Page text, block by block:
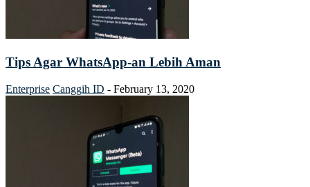
Tips Agar WhatsApp-an Lebih Aman
Enterprise Canggih ID - February 13, 2020